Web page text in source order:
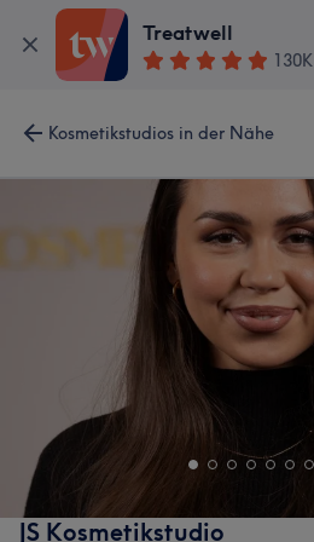
Treatwell
130K
Kosmetikstudios in der Nähe
JS Kosmetikstudio